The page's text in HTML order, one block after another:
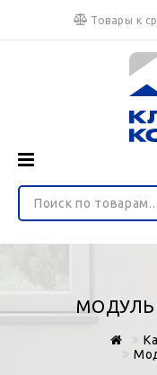
Товары к
Войти
€
О нас
НЕ ЯВЛЯЕТСЯ
Доставка и
Блог